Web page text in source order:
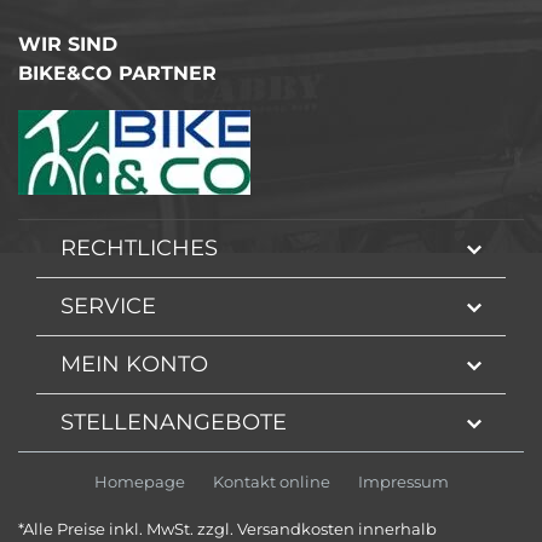
WIR SIND
BIKE&CO PARTNER
RECHTLICHES
SERVICE
MEIN KONTO
STELLENANGEBOTE
Homepage Kontakt online Impressum
*Alle Preise inkl. MwSt. zzgl. Versandkosten innerhalb